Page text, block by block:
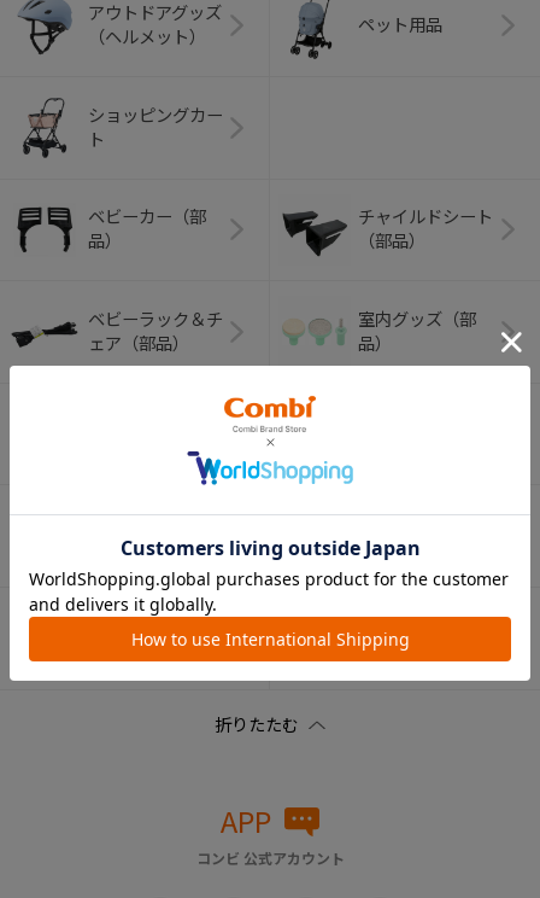
アウトドアグッズ
（ヘルメット）
ペット用品
ショッピングカー
ト
ベビーカー（部
品）
チャイルドシート
（部品）
ベビーラック＆チ
ェア（部品）
室内グッズ（部
品）
連（部品）
品）
品）
APP
コンビ 公式アカウント